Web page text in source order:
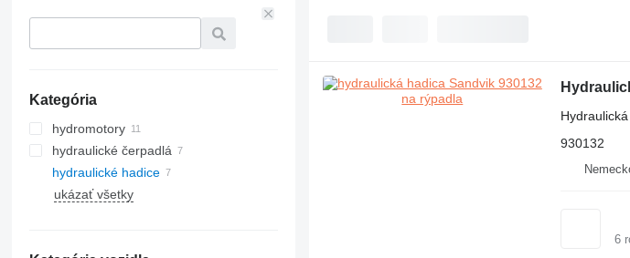
Kategória
hydromotory
hydraulické čerpadlá
hydraulické hadice
ukázať všetky
930132
6